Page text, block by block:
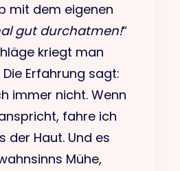
mit dem eigenen
gut durchatmen!“
kriegt man
Erfahrung sagt:
immer nicht. Wenn
fahre ich
der Haut. Und es
Mühe,